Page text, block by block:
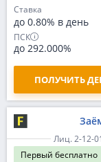
Ставка
до 0.80% в день
ПСК
до 292.000%
ПОЛУЧИТЬ
Лиц. 2-12-
Первый бесплатно